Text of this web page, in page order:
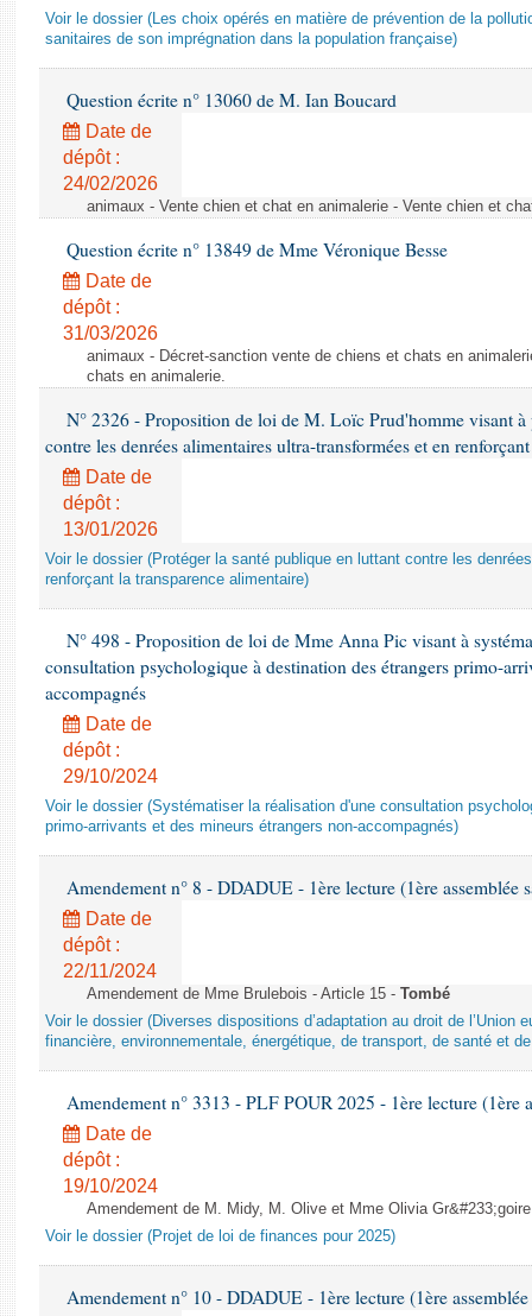
Voir le dossier (Les choix opérés en matière de prévention de la
sanitaires de son imprégnation dans la population française)
Question écrite n° 13060 de M. Ian Boucard
Date de
dépôt :
24/02/2026
animaux - Vente chien et chat en animalerie - Vente chien et
Question écrite n° 13849 de Mme Véronique Besse
Date de
dépôt :
31/03/2026
animaux - Décret-sanction vente de chiens et chats en
chats en animalerie.
N° 2326 - Proposition de loi de M. Loïc Prud'homme visant
contre les denrées alimentaires ultra-transformées et en
Date de
dépôt :
13/01/2026
Voir le dossier (Protéger la santé publique en luttant contre les
renforçant la transparence alimentaire)
N° 498 - Proposition de loi de Mme Anna Pic visant à
consultation psychologique à destination des étrangers primo-
accompagnés
Date de
dépôt :
29/10/2024
Voir le dossier (Systématiser la réalisation d'une consultation
primo-arrivants et des mineurs étrangers non-accompagnés)
Amendement n° 8 - DDADUE - 1ère lecture (1ère assemblée
Date de
dépôt :
22/11/2024
Amendement de Mme Brulebois - Article 15 - Tombé
Voir le dossier (Diverses dispositions d’adaptation au droit de l’Union
financière, environnementale, énergétique, de transport, de santé et
Amendement n° 3313 - PLF POUR 2025 - 1ère lecture (1ère
Date de
dépôt :
19/10/2024
Amendement de M. Midy, M. Olive et Mme Olivia
Voir le dossier (Projet de loi de finances pour 2025)
Amendement n° 10 - DDADUE - 1ère lecture (1ère